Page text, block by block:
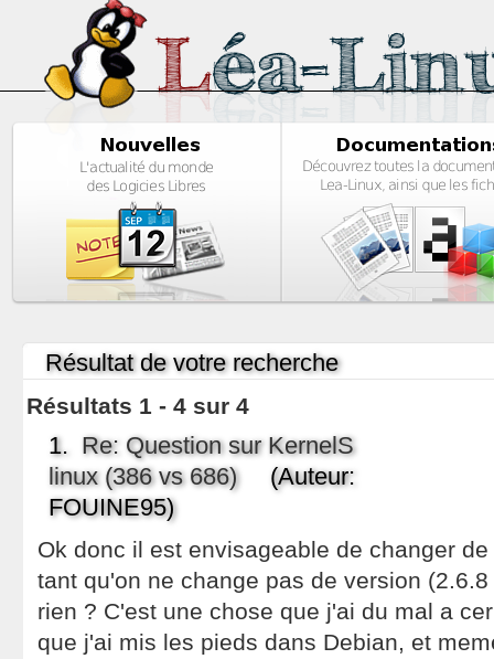
Résultat de votre recherche
Résultats 1 - 4 sur 4
1. Re: Question sur KernelS
linux (386 vs 686)(Auteur:
FOUINE95)
Ok donc il est envisageable de changer
tant qu'on ne change pas de version
rien ? C'est une chose que j'ai du mal a
que j'ai mis les pieds dans Debian, et